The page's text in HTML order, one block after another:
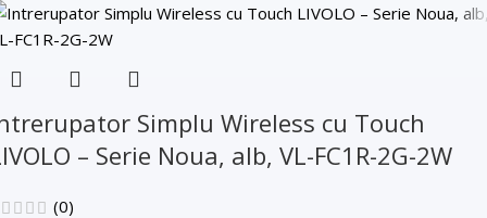
Simplu Wireless cu Touch
– Serie Noua, alb, VL-FC1R-2G-2W
(0)